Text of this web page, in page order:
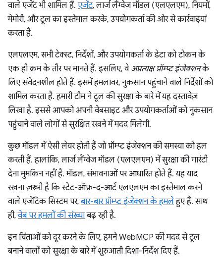
वाले एजेंट भी शामिल हैं. एजेंट, लार्ज लैंग्वेज मॉडल (एलएलएम), नियमों,
मेमोरी, और टूल का इस्तेमाल करके, उपयोगकर्ता की ओर से कार्रवाइयां
करता है.
एलएलएम, सभी टेक्स्ट, निर्देशों, और उपयोगकर्ता के डेटा को टोकन के
एक ही क्रम के तौर पर मानते हैं. इसलिए, वे अप्रत्यक्ष प्रॉम्प्ट इंजेक्शनके
लिए संवेदनशील होते हैं. इसमें हमलावर, नुकसान पहुंचाने वाले निर्देशों को
शामिल करता है. हमारी टीम ने टूल की सुरक्षा के बारे में यह दस्तावेज़
लिखा है. इससे आपको अपनी वेबसाइट और उपयोगकर्ताओं को नुकसान
पहुंचाने वाले लोगों से सुरक्षित रखने में मदद मिलेगी.
कुछ मॉडल में ऐसी लेयर होती हैं जो प्रॉम्प्ट इंजेक्शन की समस्या को हल
करती हैं. हालांकि, लार्ज लैंग्वेज मॉडल (एलएलएम) में सुरक्षा की गारंटी
देना मुमकिन नहीं है. मॉडल, संभावनाओं पर आधारित होते हैं. यह याद
रखना ज़रूरी है कि स्टेट-ऑफ़-द-आर्ट एलएलएम का इस्तेमाल करने
वाले एजेंटिक सिस्टम पर,बार-बार प्रॉम्प्ट इंजेक्शन के हमलेहुए हैं. साथ
ही,वेब पर हमलों की संख्याबढ़ रही है.
इन चिंताओं को दूर करने के लिए, हमने WebMCP की मदद से टूल
बनाने वालों को सुरक्षा के बारे में शुरुआती दिशा-निर्देश दिए हैं.